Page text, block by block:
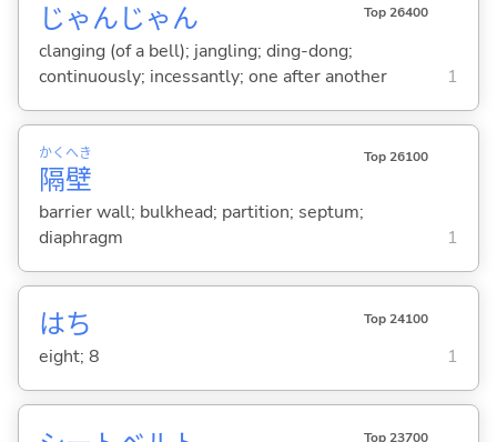
じゃんじゃん Top 26400
clanging (of a bell); jangling; ding-dong;
continuously; incessantly; one after another
1
隔
かく
壁
へき Top 26100
barrier wall; bulkhead; partition; septum;
diaphragm
1
はち Top 24100
eight; 8 1
Top 23700